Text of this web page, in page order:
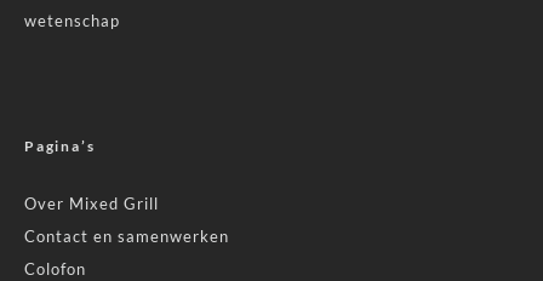
wetenschap
Pagina’s
Over Mixed Grill
Contact en samenwerken
Colofon